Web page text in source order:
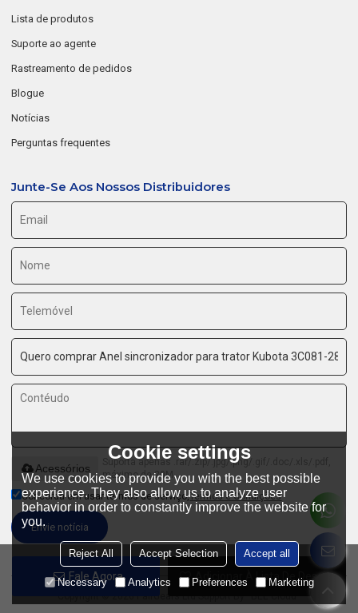
Fale Agora Adicionar À Lista De Desejos
Lista de produtos
Suporte ao agente
Rastreamento de pedidos
Blogue
Notícias
Perguntas frequentes
Junte-Se Aos Nossos Distribuidores
Suporta apenas .rar/.zip/.jpg/.png/.gif/.doc/.xls/.pdf,
máximo de 20M
Acessórios
Concorda em usar termos de serviço,Termos e Condições
Envie notícia
Cookie settings
We use cookies to provide you with the best possible
experience. They also allow us to analyze user
behavior in order to constantly improve the website for
you.
Reject All Accept Selection Accept all
Necessary Analytics Preferences Marketing